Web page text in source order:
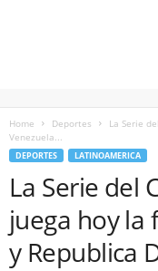
Home Deportes
La Serie
Venezuela...
DEPORTES LATINOAMERICA
La Serie del
juega hoy la
y Republica